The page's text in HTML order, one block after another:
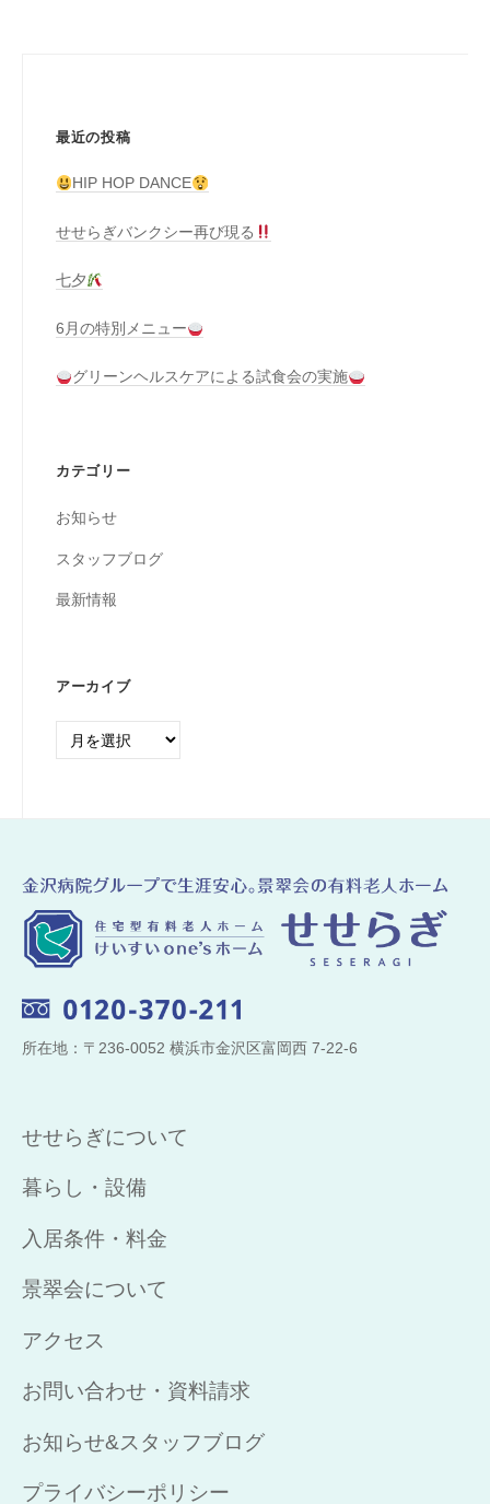
最近の投稿
HIP HOP DANCE
せせらぎバンクシー再び現る
七夕
6月の特別メニュー
グリーンヘルスケアによる試食会の実施
カテゴリー
お知らせ
スタッフブログ
最新情報
アーカイブ
ー
所在地：〒236-0052 横浜市金沢区富岡西 7-22-6
せせらぎについて
暮らし・設備
入居条件・料金
景翠会について
アクセス
お問い合わせ・資料請求
お知らせ&スタッフブログ
プライバシーポリシー